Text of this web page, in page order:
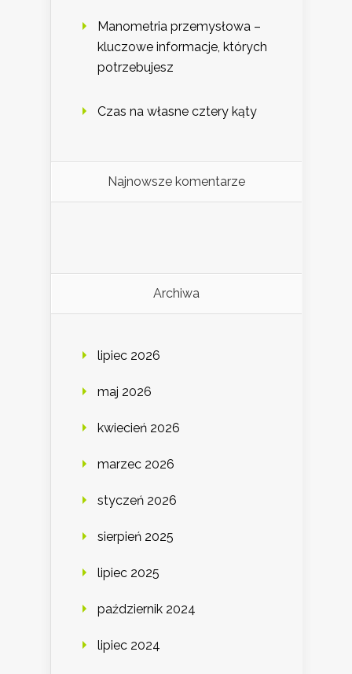
Manometria przemysłowa –
kluczowe informacje, których
potrzebujesz
Czas na własne cztery kąty
Najnowsze komentarze
Archiwa
lipiec 2026
maj 2026
kwiecień 2026
marzec 2026
styczeń 2026
sierpień 2025
lipiec 2025
październik 2024
lipiec 2024